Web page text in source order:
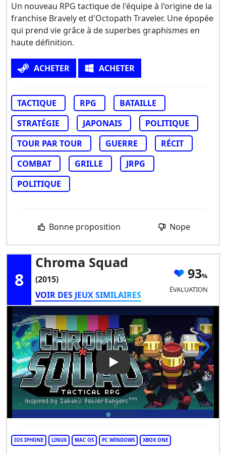
Un nouveau RPG tactique de l'équipe à l'origine de la
franchise Bravely et d'Octopath Traveler. Une épopée
qui prend vie grâce à de superbes graphismes en
haute définition.
ACHETER ACHETER
TACTIQUE RPG
BATAILLE
STRATÉGIE
JAPONAIS
POLITIQUE
TOUR PAR TOUR
GUERRE
RÉCIT
COMBAT
GRILLE
JRPG
POLITIQUE
Bonne proposition Nope
8
Chroma Squad
(2015)
VOIR DES JEUX SIMILAIRES
93
ÉVALUATION
Play Video: Chroma Squad
IOS IPHONE LINUX MAC OS PC WINDOWS XBOX ONE